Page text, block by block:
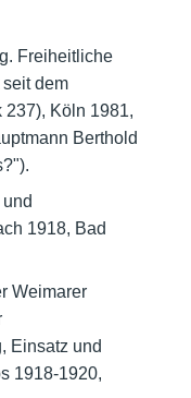
Freiheitliche
dem
Köln 1981,
Berthold
1918, Bad
Weimarer
Einsatz und
1918-1920,